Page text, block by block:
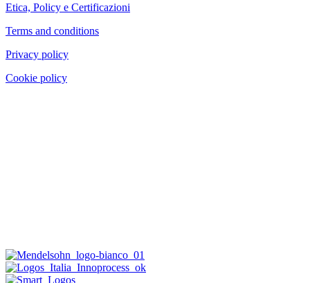
Etica, Policy e Certificazioni
Terms and conditions
Privacy policy
Cookie policy